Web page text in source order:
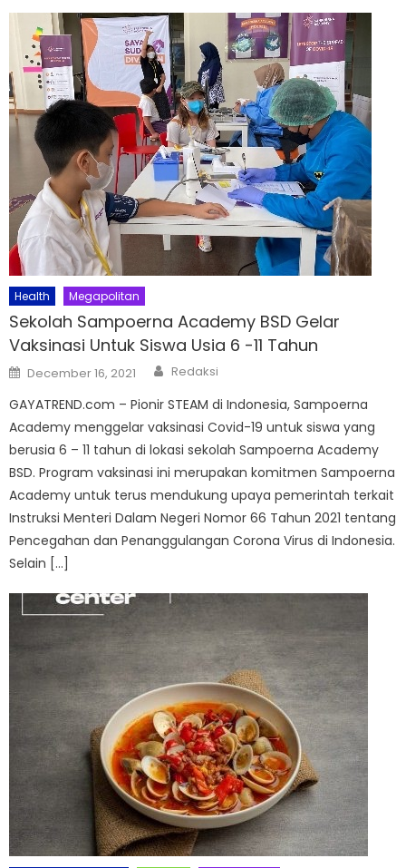
Health Megapolitan
Sekolah Sampoerna Academy BSD Gelar
Vaksinasi Untuk Siswa Usia 6 -11 Tahun
Posted
on
December 16, 2021 Author
Redaksi
GAYATREND.com – Pionir STEAM di Indonesia, Sampoerna
Academy menggelar vaksinasi Covid-19 untuk siswa yang
berusia 6 – 11 tahun di lokasi sekolah Sampoerna Academy
BSD. Program vaksinasi ini merupakan komitmen Sampoerna
Academy untuk terus mendukung upaya pemerintah terkait
Instruksi Menteri Dalam Negeri Nomor 66 Tahun 2021 tentang
Pencegahan dan Penanggulangan Corona Virus di Indonesia.
Selain […]